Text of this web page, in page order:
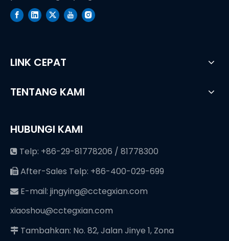
LINK CEPAT
TENTANG KAMI
HUBUNGI KAMI
 Telp: +86-29-81778206 / 81778300
 After-Sales Telp: +86-400-029-699
 E-mail: jingying@cctegxian.com
xiaoshou@cctegxian.com
 Tambahkan: No. 82, Jalan Jinye 1, Zona